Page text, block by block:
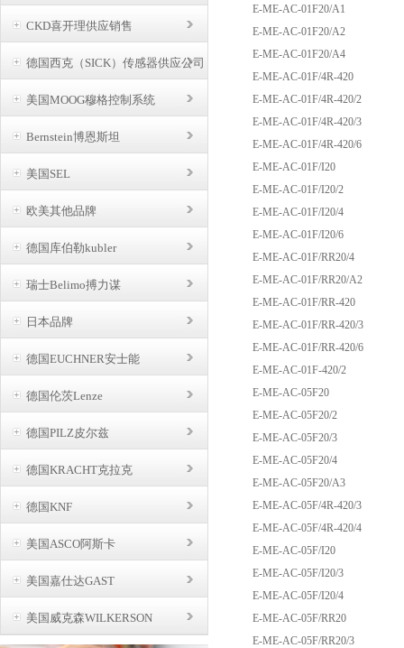
CKD喜开理供应销售
德国西克（SICK）传感器供应公司
美国MOOG穆格控制系统
Bernstein博恩斯坦
美国SEL
欧美其他品牌
德国库伯勒kubler
瑞士Belimo搏力谋
日本品牌
德国EUCHNER安士能
德国伦茨Lenze
德国PILZ皮尔兹
德国KRACHT克拉克
德国KNF
美国ASCO阿斯卡
美国嘉仕达GAST
美国威克森WILKERSON
E-ME-AC-01F20/A1
E-ME-AC-01F20/A2
E-ME-AC-01F20/A4
E-ME-AC-01F/4R-420
E-ME-AC-01F/4R-420/2
E-ME-AC-01F/4R-420/3
E-ME-AC-01F/4R-420/6
E-ME-AC-01F/I20
E-ME-AC-01F/I20/2
E-ME-AC-01F/I20/4
E-ME-AC-01F/I20/6
E-ME-AC-01F/RR20/4
E-ME-AC-01F/RR20/A2
E-ME-AC-01F/RR-420
E-ME-AC-01F/RR-420/3
E-ME-AC-01F/RR-420/6
E-ME-AC-01F-420/2
E-ME-AC-05F20
E-ME-AC-05F20/2
E-ME-AC-05F20/3
E-ME-AC-05F20/4
E-ME-AC-05F20/A3
E-ME-AC-05F/4R-420/3
E-ME-AC-05F/4R-420/4
E-ME-AC-05F/I20
E-ME-AC-05F/I20/3
E-ME-AC-05F/I20/4
E-ME-AC-05F/RR20
E-ME-AC-05F/RR20/3